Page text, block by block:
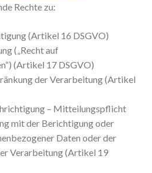
Rechte zu:
(Artikel 16 DSGVO)
(„Recht auf
(Artikel 17 DSGVO)
der Verarbeitung (Artikel
– Mitteilungspflicht
mit der Berichtigung oder
Daten oder der
Verarbeitung (Artikel 19